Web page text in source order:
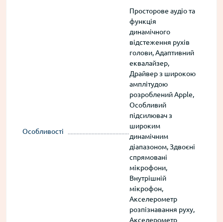
Особливості
Просторове аудіо та
функція
динамічного
відстеження рухів
голови, Адаптивний
еквалайзер,
Драйвер з широкою
амплітудою
розроблений Apple,
Особливий
підсилювач з
широким
динамічним
діапазоном, Здвоєні
спрямовані
мікрофони,
Внутрішній
мікрофон,
Акселерометр
розпізнавання руху,
Акселерометр